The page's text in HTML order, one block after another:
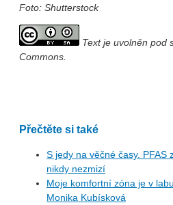
Foto: Shutterstock
Text je uvolněn pod
Commons.
Přečtěte si také
S jedy na věčné časy. PFAS
nikdy nezmizí
Moje komfortní zóna je v
Monika Kubísková